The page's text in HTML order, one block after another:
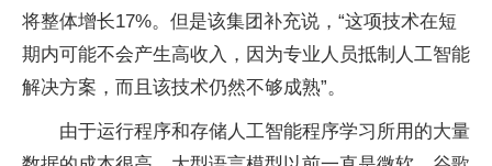
将整体增长17%。但是该集团补充说，“这项技术在短
期内可能不会产生高收入，因为专业人员抵制人工智能
解决方案，而且该技术仍然不够成熟”。
由于运行程序和存储人工智能程序学习所用的大量